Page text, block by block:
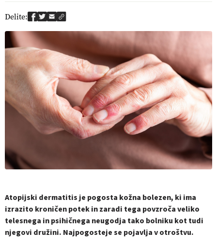
Delite:
Atopijski dermatitis je pogosta kožna bolezen, ki ima
izrazito kroničen potek in zaradi tega povzroča veliko
telesnega in psihičnega neugodja tako bolniku kot tudi
njegovi družini. Najpogosteje se pojavlja v otroštvu.